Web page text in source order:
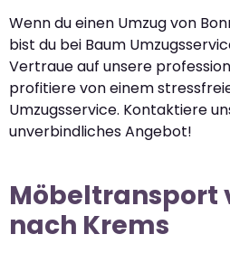
Wenn du einen Umzug von
bist du bei Baum
Vertraue auf unsere
profitiere von einem
Umzugsservice. Kontaktiere
unverbindliches Angebot!
Möbeltransport
nach Krems